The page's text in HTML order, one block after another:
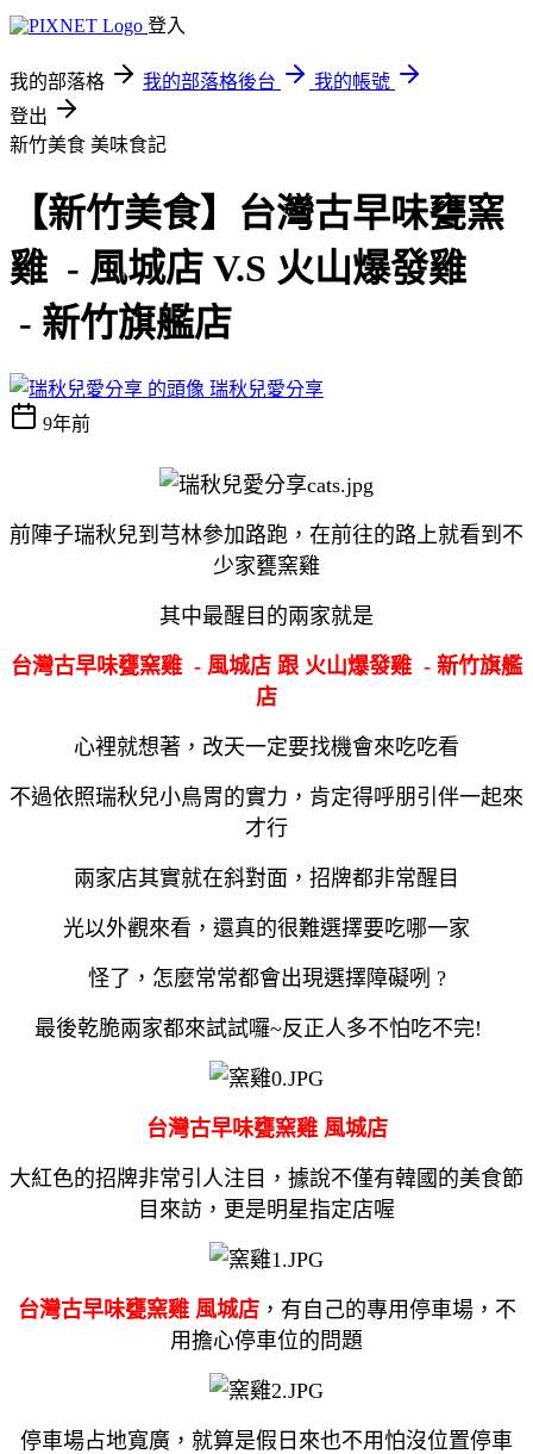
登入
我的部落格 我的部落格後台
我的帳號
登出
新竹美食 美味食記
【新竹美食】台灣古早味甕窯
雞 - 風城店 V.S 火山爆發雞
- 新竹旗艦店
瑞秋兒愛分享
9年前
前陣子瑞秋兒到芎林參加路跑，在前往的路上就看到不
少家甕窯雞
其中最醒目的兩家就是
台灣古早味甕窯雞 - 風城店 跟 火山爆發雞 - 新竹旗艦
店
心裡就想著，改天一定要找機會來吃吃看
不過依照瑞秋兒小鳥胃的實力，肯定得呼朋引伴一起來
才行
兩家店其實就在斜對面，招牌都非常醒目
光以外觀來看，還真的很難選擇要吃哪一家
怪了，怎麼常常都會出現選擇障礙咧 ?
最後乾脆兩家都來試試囉~反正人多不怕吃不完!
台灣古早味甕窯雞 風城店
大紅色的招牌非常引人注目，據說不僅有韓國的美食節
目來訪，更是明星指定店喔
台灣古早味甕窯雞 風城店，有自己的專用停車場，不
用擔心停車位的問題
停車場占地寬廣，就算是假日來也不用怕沒位置停車